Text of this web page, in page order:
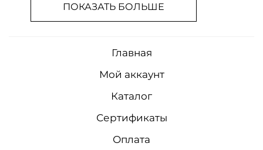
ПОКАЗАТЬ БОЛЬШЕ
Главная
Мой аккаунт
Каталог
Сертификаты
Оплата